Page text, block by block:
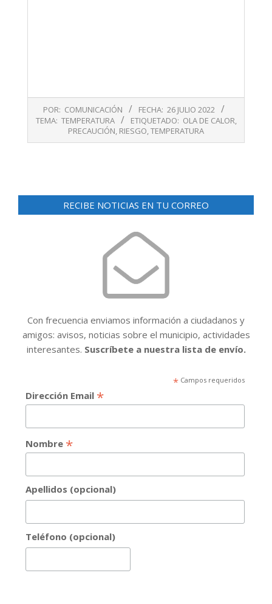
07-
POR: COMUNICACIÓN FECHA: 26 JULIO 2022
TEMA: TEMPERATURA ETIQUETADO: OLA DE CALOR,
PRECAUCIÓN, RIESGO,TEMPERATURA
RECIBE NOTICIAS EN TU CORREO
Con frecuencia enviamos información a ciudadanos y
amigos: avisos, noticias sobre el municipio, actividades
interesantes. Suscríbete a nuestra lista de envío.
*Campos requeridos
Dirección Email *
Nombre *
Apellidos (opcional)
Teléfono (opcional)